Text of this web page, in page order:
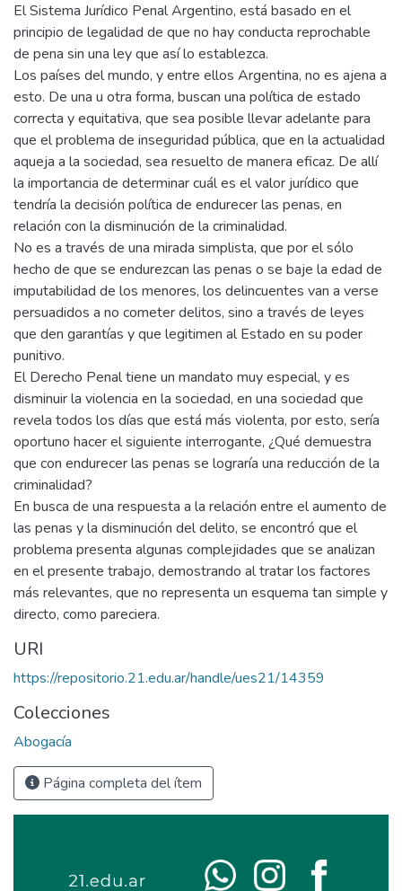
El Sistema Jurídico Penal Argentino, está basado en el
principio de legalidad de que no hay conducta reprochable
de pena sin una ley que así lo establezca.
Los países del mundo, y entre ellos Argentina, no es ajena a
esto. De una u otra forma, buscan una política de estado
correcta y equitativa, que sea posible llevar adelante para
que el problema de inseguridad pública, que en la actualidad
aqueja a la sociedad, sea resuelto de manera eficaz. De allí
la importancia de determinar cuál es el valor jurídico que
tendría la decisión política de endurecer las penas, en
relación con la disminución de la criminalidad.
No es a través de una mirada simplista, que por el sólo
hecho de que se endurezcan las penas o se baje la edad de
imputabilidad de los menores, los delincuentes van a verse
persuadidos a no cometer delitos, sino a través de leyes
que den garantías y que legitimen al Estado en su poder
punitivo.
El Derecho Penal tiene un mandato muy especial, y es
disminuir la violencia en la sociedad, en una sociedad que
revela todos los días que está más violenta, por esto, sería
oportuno hacer el siguiente interrogante, ¿Qué demuestra
que con endurecer las penas se lograría una reducción de la
criminalidad?
En busca de una respuesta a la relación entre el aumento de
las penas y la disminución del delito, se encontró que el
problema presenta algunas complejidades que se analizan
en el presente trabajo, demostrando al tratar los factores
más relevantes, que no representa un esquema tan simple y
directo, como pareciera.
URI
https://repositorio.21.edu.ar/handle/ues21/14359
Colecciones
Abogacía
Página completa del ítem